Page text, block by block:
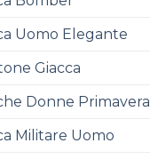
Uomo Elegante
Giacca
Donne Primavera
Militare Uomo